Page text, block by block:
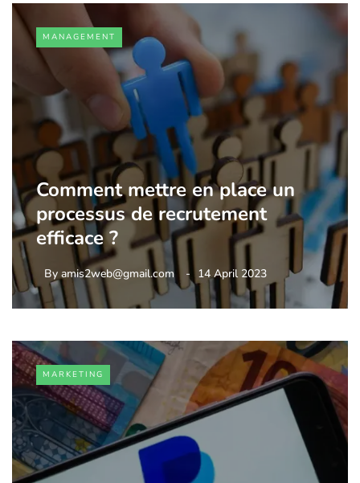
MANAGEMENT
Comment mettre en place un
processus de recrutement
efficace ?
By amis2web@gmail.com 14 April 2023
MARKETING